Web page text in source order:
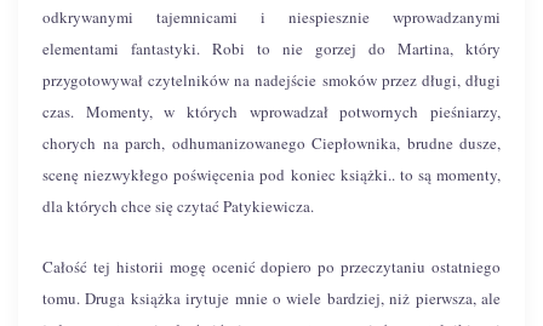
odkrywanymi tajemnicami i niespiesznie wprowadzanymi
elementami fantastyki. Robi to nie gorzej do Martina, który
przygotowywał czytelników na nadejście smoków przez długi, długi
czas. Momenty, w których wprowadzał potwornych pieśniarzy,
chorych na parch, odhumanizowanego Ciepłownika, brudne dusze,
scenę niezwykłego poświęcenia pod koniec książki.. to są momenty,
dla których chce się czytać Patykiewicza.
Całość tej historii mogę ocenić dopiero po przeczytaniu ostatniego
tomu. Druga książka irytuje mnie o wiele bardziej, niż pierwsza, ale